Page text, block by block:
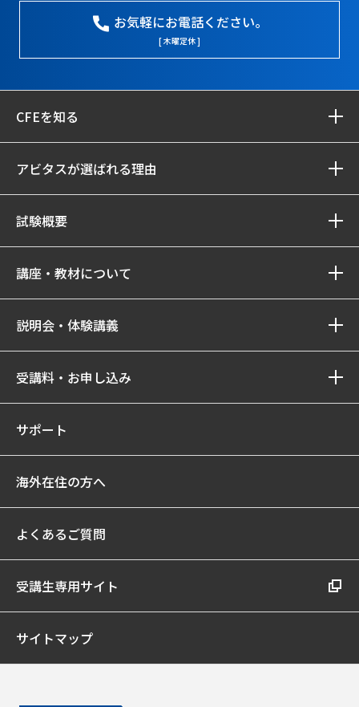
お気軽にお電話ください。
[ 木曜定休 ]
CFEを知る
アビタスが選ばれる理由
試験概要
講座・教材について
説明会・体験講義
受講料・お申し込み
サポート
海外在住の方へ
よくあるご質問
受講生専用サイト
サイトマップ